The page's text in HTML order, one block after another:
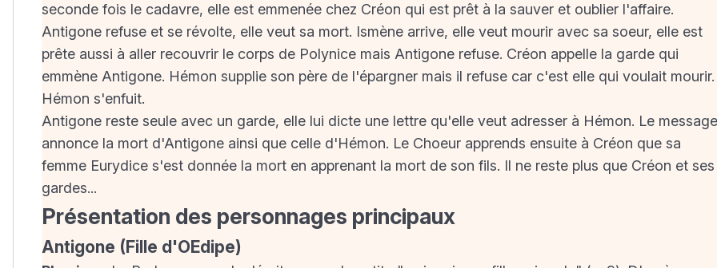
seconde fois le cadavre, elle est emmenée chez Créon qui est prêt à la sauver et oublier l'affaire.
Antigone refuse et se révolte, elle veut sa mort. Ismène arrive, elle veut mourir avec sa soeur, elle est
prête aussi à aller recouvrir le corps de Polynice mais Antigone refuse. Créon appelle la garde qui
emmène Antigone. Hémon supplie son père de l'épargner mais il refuse car c'est elle qui voulait mourir.
Hémon s'enfuit.
Antigone reste seule avec un garde, elle lui dicte une lettre qu'elle veut adresser à Hémon. Le
annonce la mort d'Antigone ainsi que celle d'Hémon. Le Choeur apprends ensuite à Créon que sa
femme Eurydice s'est donnée la mort en apprenant la mort de son fils. Il ne reste plus que Créon et ses
gardes...
Présentation des personnages principaux
Antigone (Fille d'OEdipe)